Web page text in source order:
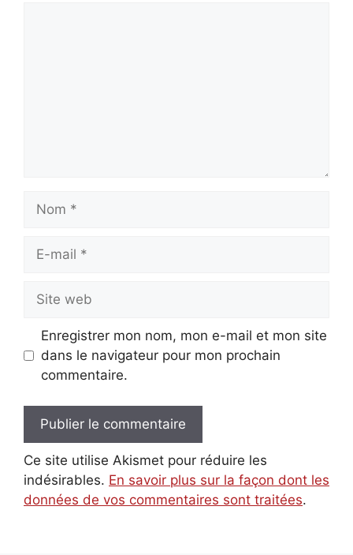
Nom
Site
web
Enregistrer mon nom, mon e-mail et mon site
dans le navigateur pour mon prochain
commentaire.
Ce site utilise Akismet pour réduire les
indésirables. En savoir plus sur la façon dont les
données de vos commentaires sont traitées.